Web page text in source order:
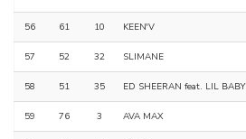
56 61 10 KEEN'V
57 52 32 SLIMANE
58 51 35 ED SHEERAN feat. LIL BABY
59 76 3 AVA MAX